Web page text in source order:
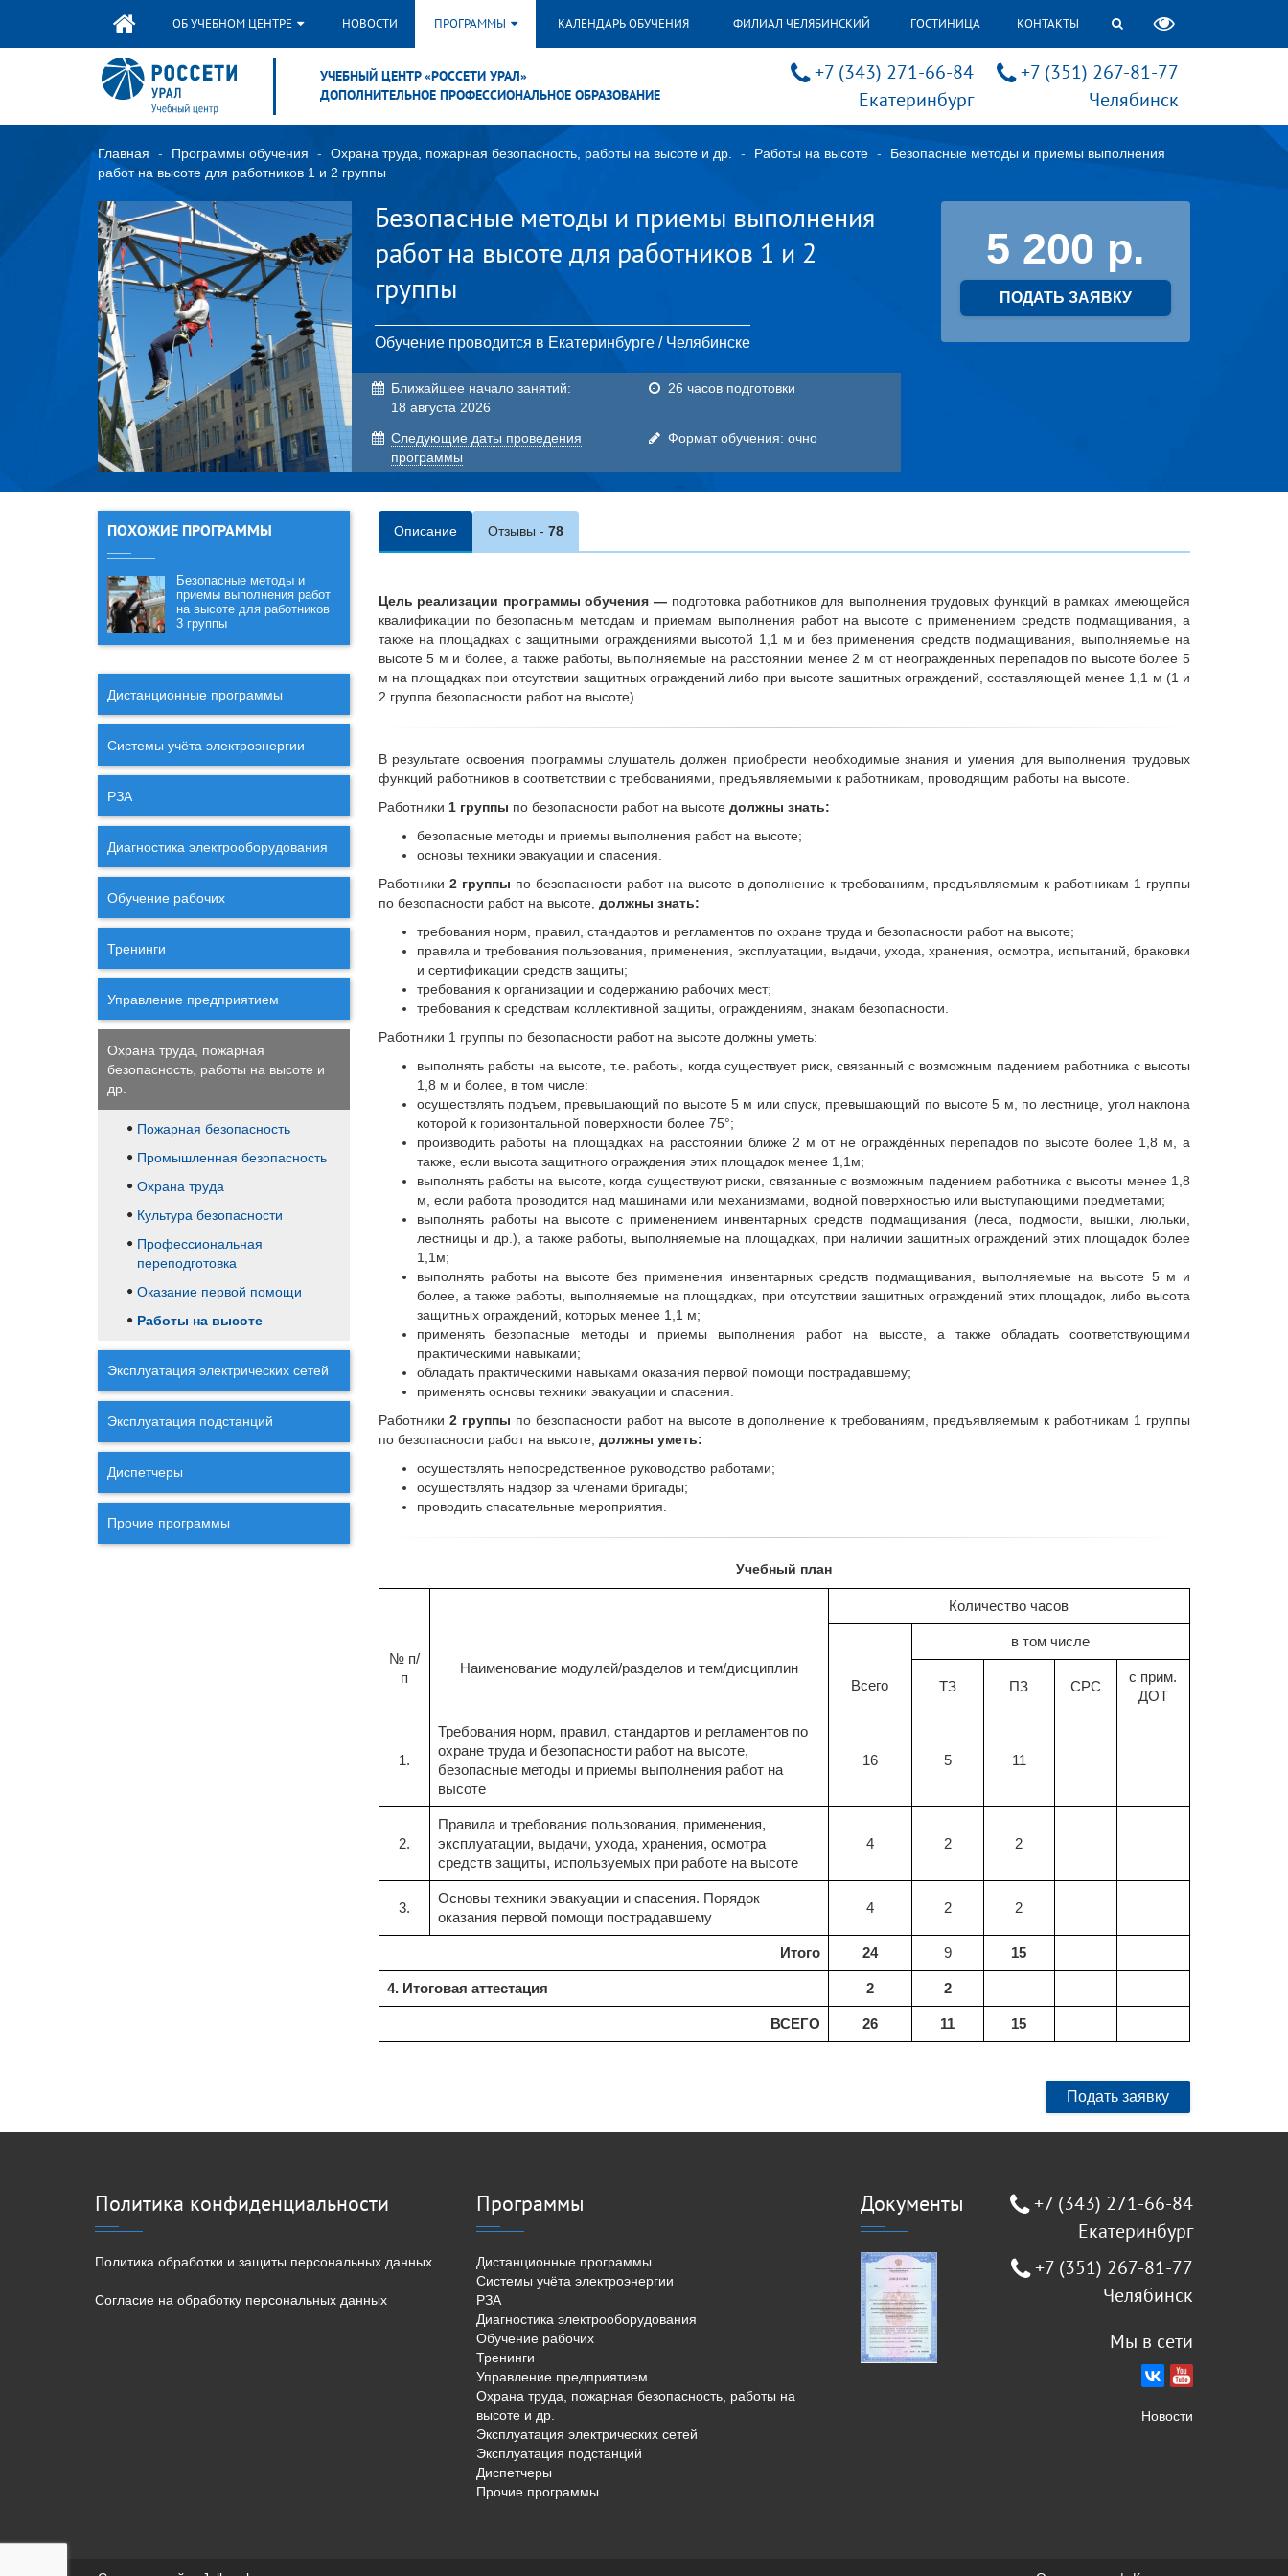
ОБ УЧЕБНОМ ЦЕНТРЕ НОВОСТИ ПРОГРАММЫ КАЛЕНДАРЬ ОБУЧЕНИЯ ФИЛИАЛ ЧЕЛЯБИНСКИЙ ГОСТИНИЦА КОНТАКТЫ
УЧЕБНЫЙ ЦЕНТР «РОССЕТИ УРАЛ»
ДОПОЛНИТЕЛЬНОЕ ПРОФЕССИОНАЛЬНОЕ ОБРАЗОВАНИЕ
+7 (343) 271-66-84
Екатеринбург
+7 (351) 267-81-77
Челябинск
Главная Программы обучения Охрана труда, пожарная безопасность, работы на высоте и др. Работы на высоте
Безопасные методы и приемы выполнения
работ на высоте для работников 1 и 2 группы
Безопасные методы и приемы выполнения
работ на высоте для работников 1 и 2
группы
Обучение проводится в Екатеринбурге / Челябинске
Ближайшее начало занятий:
18 августа 2026
26 часов подготовки
Cледующие даты проведения
программы
Формат обучения: очно
5 200
ПОДАТЬ ЗАЯВКУ
ПОХОЖИЕ ПРОГРАММЫ
Безопасные методы и
приемы выполнения работ
на высоте для работников
3 группы
Дистанционные программы
Системы учёта электроэнергии
РЗА
Диагностика электрооборудования
Обучение рабочих
Тренинги
Управление предприятием
Охрана труда, пожарная
безопасность, работы на высоте и
др.
Пожарная безопасность
Промышленная безопасность
Охрана труда
Культура безопасности
Профессиональная
переподготовка
Оказание первой помощи
Работы на высоте
Эксплуатация электрических сетей
Эксплуатация подстанций
Диспетчеры
Прочие программы
Описание Отзывы
Цель реализации программы обучения — подготовка работников для выполнения трудовых функций в рамках имеющейся
квалификации по безопасным методам и приемам выполнения работ на высоте с применением средств подмащивания, а
также на площадках с защитными ограждениями высотой 1,1 м и без применения средств подмащивания, выполняемые на
высоте 5 м и более, а также работы, выполняемые на расстоянии менее 2 м от неогражденных перепадов по высоте более 5
м на площадках при отсутствии защитных ограждений либо при высоте защитных ограждений, составляющей менее 1,1 м (1 и
2 группа безопасности работ на высоте).
В результате освоения программы слушатель должен приобрести необходимые знания и умения для выполнения трудовых
функций работников в соответствии с требованиями, предъявляемыми к работникам, проводящим работы на высоте.
Работники 1 группы по безопасности работ на высоте должны знать:
безопасные методы и приемы выполнения работ на высоте;
основы техники эвакуации и спасения.
Работники 2 группы по безопасности работ на высоте в дополнение к требованиям, предъявляемым к работникам 1 группы
по безопасности работ на высоте, должны знать:
требования норм, правил, стандартов и регламентов по охране труда и безопасности работ на высоте;
правила и требования пользования, применения, эксплуатации, выдачи, ухода, хранения, осмотра, испытаний, браковки
и сертификации средств защиты;
требования к организации и содержанию рабочих мест;
требования к средствам коллективной защиты, ограждениям, знакам безопасности.
Работники 1 группы по безопасности работ на высоте должны уметь:
выполнять работы на высоте, т.е. работы, когда существует риск, связанный с возможным падением работника с высоты
1,8 м и более, в том числе:
осуществлять подъем, превышающий по высоте 5 м или спуск, превышающий по высоте 5 м, по лестнице, угол наклона
которой к горизонтальной поверхности более 75°;
производить работы на площадках на расстоянии ближе 2 м от не ограждённых перепадов по высоте более 1,8 м, а
также, если высота защитного ограждения этих площадок менее 1,1м;
выполнять работы на высоте, когда существуют риски, связанные с возможным падением работника с высоты менее 1,8
м, если работа проводится над машинами или механизмами, водной поверхностью или выступающими предметами;
выполнять работы на высоте с применением инвентарных средств подмащивания (леса, подмости, вышки, люльки,
лестницы и др.), а также работы, выполняемые на площадках, при наличии защитных ограждений этих площадок более
1,1м;
выполнять работы на высоте без применения инвентарных средств подмащивания, выполняемые на высоте 5 м и
более, а также работы, выполняемые на площадках, при отсутствии защитных ограждений этих площадок, либо высота
защитных ограждений, которых менее 1,1 м;
применять безопасные методы и приемы выполнения работ на высоте, а также обладать соответствующими
практическими навыками;
обладать практическими навыками оказания первой помощи пострадавшему;
применять основы техники эвакуации и спасения.
Работники 2 группы по безопасности работ на высоте в дополнение к требованиям, предъявляемым к работникам 1 группы
по безопасности работ на высоте, должны уметь:
осуществлять непосредственное руководство работами;
осуществлять надзор за членами бригады;
проводить спасательные мероприятия.
Учебный план
Количество часов
№ п/
п
Наименование модулей/разделов и тем/дисциплин
в том числе
Всего ТЗ ПЗ СРС
с прим.
ДОТ
1.
Требования норм, правил, стандартов и ре­гламентов по
охране труда и безопасности ра­бот на высоте,
безопасные методы и приемы выполнения работ на
высоте
16 5 11
2.
Правила и требования пользования, примене­ния,
эксплуатации, выдачи, ухода, хранения, осмотра
средств защиты, используемых при работе на высоте
4 2 2
3.
Основы техники эвакуации и спасения. Поря­док
оказания первой помощи пострадавшему
4 2 2
Итого 24 9 15
4. Итоговая аттестация 2 2
ВСЕГО 26 11 15
Подать заявку
Политика конфиденциальности
Политика обработки и защиты персональных данных
Согласие на обработку персональных данных
Программы
Дистанционные программы
Системы учёта электроэнергии
РЗА
Диагностика электрооборудования
Обучение рабочих
Тренинги
Управление предприятием
Охрана труда, пожарная безопасность, работы на
высоте и др.
Эксплуатация электрических сетей
Эксплуатация подстанций
Диспетчеры
Прочие программы
Документы
+7 (343) 271-66-84
Екатеринбург
+7 (351) 267-81-77
Челябинск
Мы в сети
Новости